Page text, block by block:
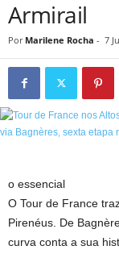
Armirail
Por Marilene Rocha - 7
o essencial
O Tour de France
Pirenéus. De
curva conta a sua